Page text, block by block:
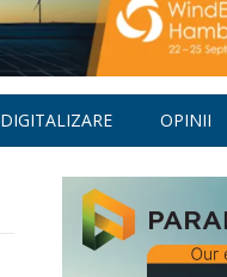
DIGITALIZARE OPINII